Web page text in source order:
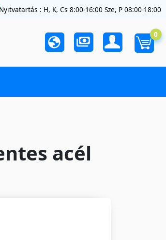
Nyitvatartás : H, K, Cs 8:00-16:00 Sze, P 08:00-18:00
0
acél